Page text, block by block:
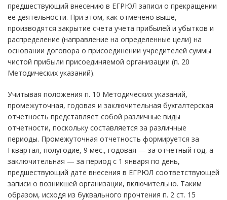
предшествующий внесению в ЕГРЮЛ записи о прекращении
ее деятельности. При этом, как отмечено выше,
производятся закрытие счета учета прибылей и убытков и
распределение (направление на определенные цели) на
основании договора о присоединении учредителей суммы
чистой прибыли присоединяемой организации (п. 20
Методических указаний).
Учитывая положения п. 10 Методических указаний,
промежуточная, годовая и заключительная бухгалтерская
отчетность представляет собой различные виды
отчетности, поскольку составляется за различные
периоды. Промежуточная отчетность формируется за
I квартал, полугодие, 9 мес., годовая — за отчетный год, а
заключительная — за период с 1 января по день,
предшествующий дате внесения в ЕГРЮЛ соответствующей
записи о возникшей организации, включительно. Таким
образом, исходя из буквального прочтения п. 2 ст. 15